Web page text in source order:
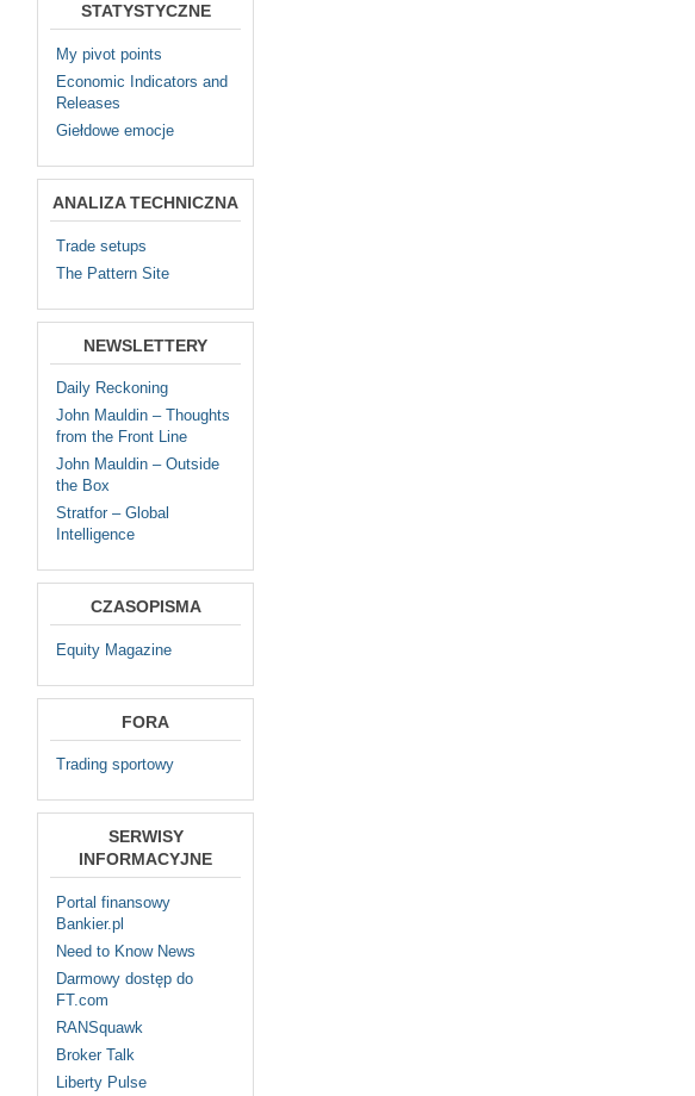
STATYSTYCZNE
My pivot points
Economic Indicators and
Releases
Giełdowe emocje
ANALIZA TECHNICZNA
Trade setups
The Pattern Site
NEWSLETTERY
Daily Reckoning
John Mauldin – Thoughts
from the Front Line
John Mauldin – Outside
the Box
Stratfor – Global
Intelligence
CZASOPISMA
Equity Magazine
FORA
Trading sportowy
SERWISY
INFORMACYJNE
Portal finansowy
Bankier.pl
Need to Know News
Darmowy dostęp do
FT.com
RANSquawk
Broker Talk
Liberty Pulse